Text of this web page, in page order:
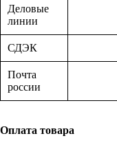
Деловые
линии
СДЭК
Почта
россии
Оплата товара